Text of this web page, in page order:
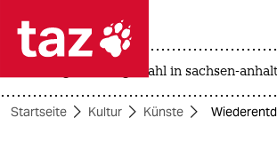
 taz zahl ich
taz zahl ich
landtagswahl in sachsen-anhalt
Startseite Kultur Künste